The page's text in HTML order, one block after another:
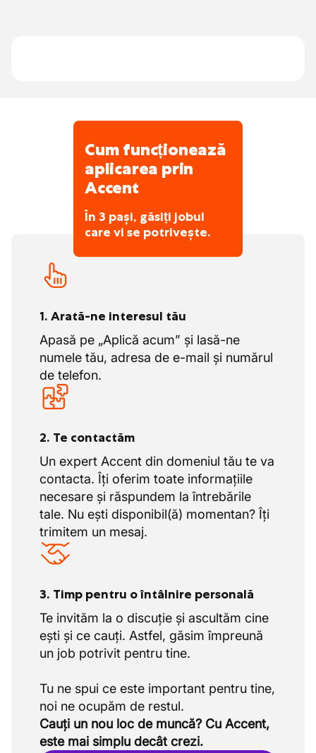
Cum funcționează
aplicarea prin
Accent
În 3 pași, găsiți jobul
care vi se potrivește.
1. Arată-ne interesul tău
Apasă pe „Aplică acum” și lasă-ne
numele tău, adresa de e-mail și numărul
de telefon.
2. Te contactăm
Un expert Accent din domeniul tău te va
contacta. Îți oferim toate informațiile
necesare și răspundem la întrebările
tale. Nu ești disponibil(ă) momentan? Îți
trimitem un mesaj.
3. Timp pentru o întâlnire personală
Te invităm la o discuție și ascultăm cine
ești și ce cauți. Astfel, găsim împreună
un job potrivit pentru tine.
Tu ne spui ce este important pentru tine,
Cauți un nou loc de muncă? Cu Accent,
este mai simplu decât crezi.